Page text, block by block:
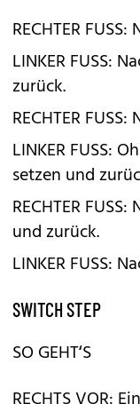
RECHTER
LINKER FUSS:
zurück.
RECHTER
LINKER FUSS:
setzen und
RECHTER
und zurück.
LINKER FUSS:
SWITCH STEP
SO GEHT‘S